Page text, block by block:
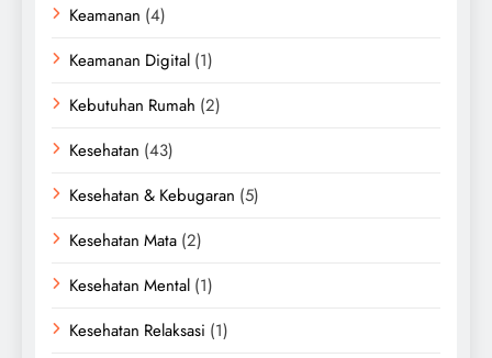
Keamanan (4)
Keamanan Digital (1)
Kebutuhan Rumah (2)
Kesehatan (43)
Kesehatan & Kebugaran (5)
Kesehatan Mata (2)
Kesehatan Mental (1)
Kesehatan Relaksasi (1)